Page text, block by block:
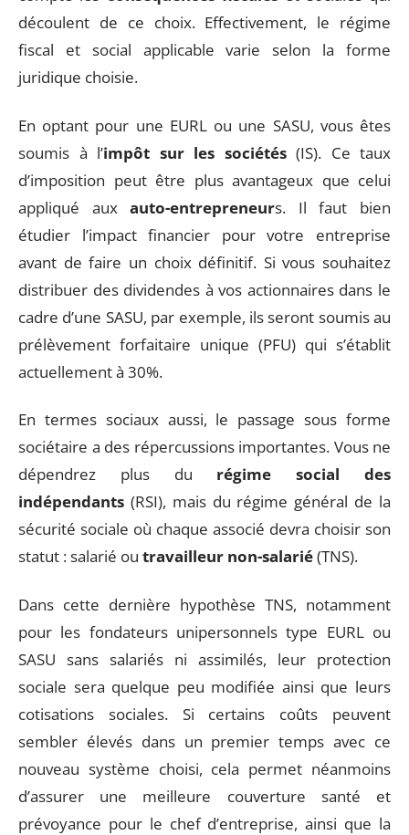
découlent de ce choix. Effectivement, le régime
fiscal et social applicable varie selon la forme
juridique choisie.
En optant pour une EURL ou une SASU, vous êtes
soumis à l’impôt sur les sociétés(IS). Ce taux
d’imposition peut être plus avantageux que celui
appliqué auxauto-entrepreneurs. Il faut bien
étudier l’impact financier pour votre entreprise
avant de faire un choix définitif. Si vous souhaitez
distribuer des dividendes à vos actionnaires dans le
cadre d’une SASU, par exemple, ils seront soumis au
prélèvement forfaitaire unique (PFU) qui s’établit
actuellement à 30%.
En termes sociaux aussi, le passage sous forme
sociétaire a des répercussions importantes. Vous ne
dépendrez plus du régime social des
indépendants (RSI), mais du régime général de la
sécurité sociale où chaque associé devra choisir son
statut : salarié ou travailleur non-salarié(TNS).
Dans cette dernière hypothèse TNS, notamment
pour les fondateurs unipersonnels type EURL ou
SASU sans salariés ni assimilés, leur protection
sociale sera quelque peu modifiée ainsi que leurs
cotisations sociales. Si certains coûts peuvent
sembler élevés dans un premier temps avec ce
nouveau système choisi, cela permet néanmoins
d’assurer une meilleure couverture santé et
prévoyance pour le chef d’entreprise, ainsi que la